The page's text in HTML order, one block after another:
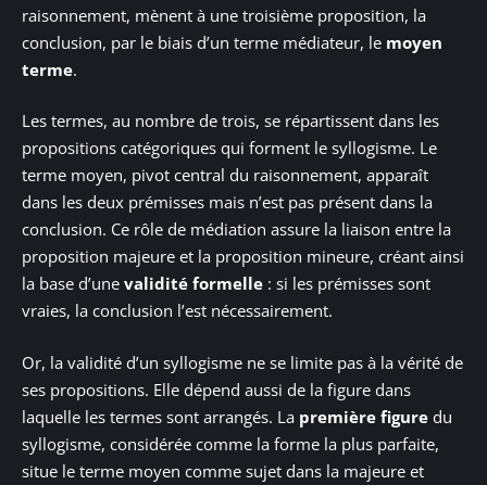
raisonnement, mènent à une troisième proposition, la
conclusion, par le biais d’un terme médiateur, le moyen
terme.
Les termes, au nombre de trois, se répartissent dans les
propositions catégoriques qui forment le syllogisme. Le
terme moyen, pivot central du raisonnement, apparaît
dans les deux prémisses mais n’est pas présent dans la
conclusion. Ce rôle de médiation assure la liaison entre la
proposition majeure et la proposition mineure, créant ainsi
la base d’une validité formelle : si les prémisses sont
vraies, la conclusion l’est nécessairement.
Or, la validité d’un syllogisme ne se limite pas à la vérité de
ses propositions. Elle dépend aussi de la figure dans
laquelle les termes sont arrangés. La première figure du
syllogisme, considérée comme la forme la plus parfaite,
situe le terme moyen comme sujet dans la majeure et